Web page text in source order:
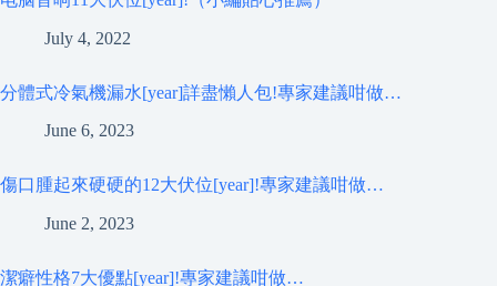
July 4, 2022
分體式冷氣機漏水[year]詳盡懶人包!專家建議咁做…
June 6, 2023
傷口腫起來硬硬的12大伏位[year]!專家建議咁做…
June 2, 2023
潔癖性格7大優點[year]!專家建議咁做…